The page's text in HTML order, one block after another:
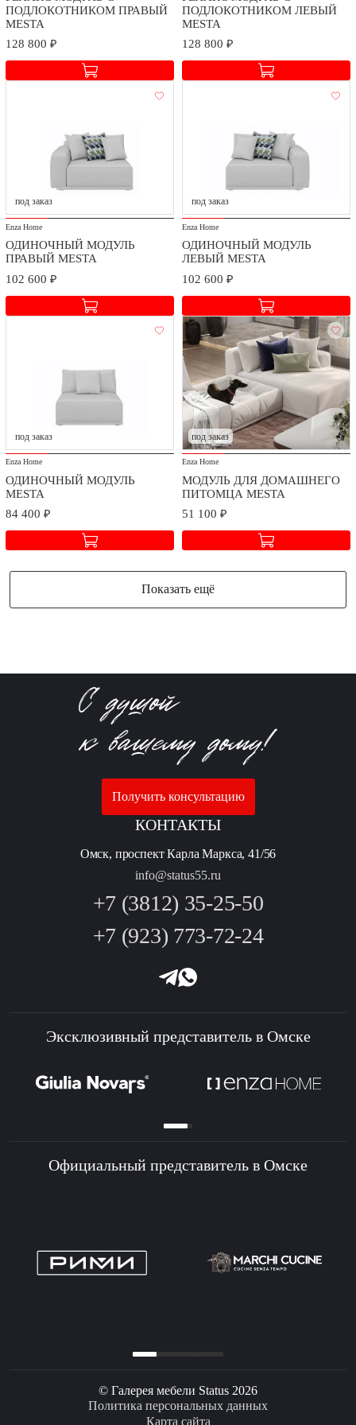
Мы заботимся о безопасности доставки и качестве сборки
приобретаемых товаров.
Стоимость доставки и сборки оговаривается при заключении
договора в зависимости от географического расположения.
ПОДЛОКОТНИКОМ ПРАВЫЙ
MESTA
128 800 ₽
ПОДЛОКОТНИКОМ ЛЕВЫЙ
MESTA
128 800 ₽
под заказ
Enza Home
ОДИНОЧНЫЙ МОДУЛЬ
ПРАВЫЙ MESTA
102 600 ₽
под заказ
Enza Home
ОДИНОЧНЫЙ МОДУЛЬ
ЛЕВЫЙ MESTA
102 600 ₽
под заказ
Enza Home
ОДИНОЧНЫЙ МОДУЛЬ
MESTA
84 400 ₽
под заказ
Enza Home
МОДУЛЬ ДЛЯ ДОМАШНЕГО
ПИТОМЦА MESTA
51 100 ₽
Показать ещё
Получить консультацию
КОНТАКТЫ
Омск, проспект Карла Маркса, 41/56
info@status55.ru
+7 (3812) 35-25-50
+7 (923) 773-72-24
Эксклюзивный представитель в Омске
Официальный представитель в Омске
© Галерея мебели Status 2026
Политика персональных данных
Карта сайта